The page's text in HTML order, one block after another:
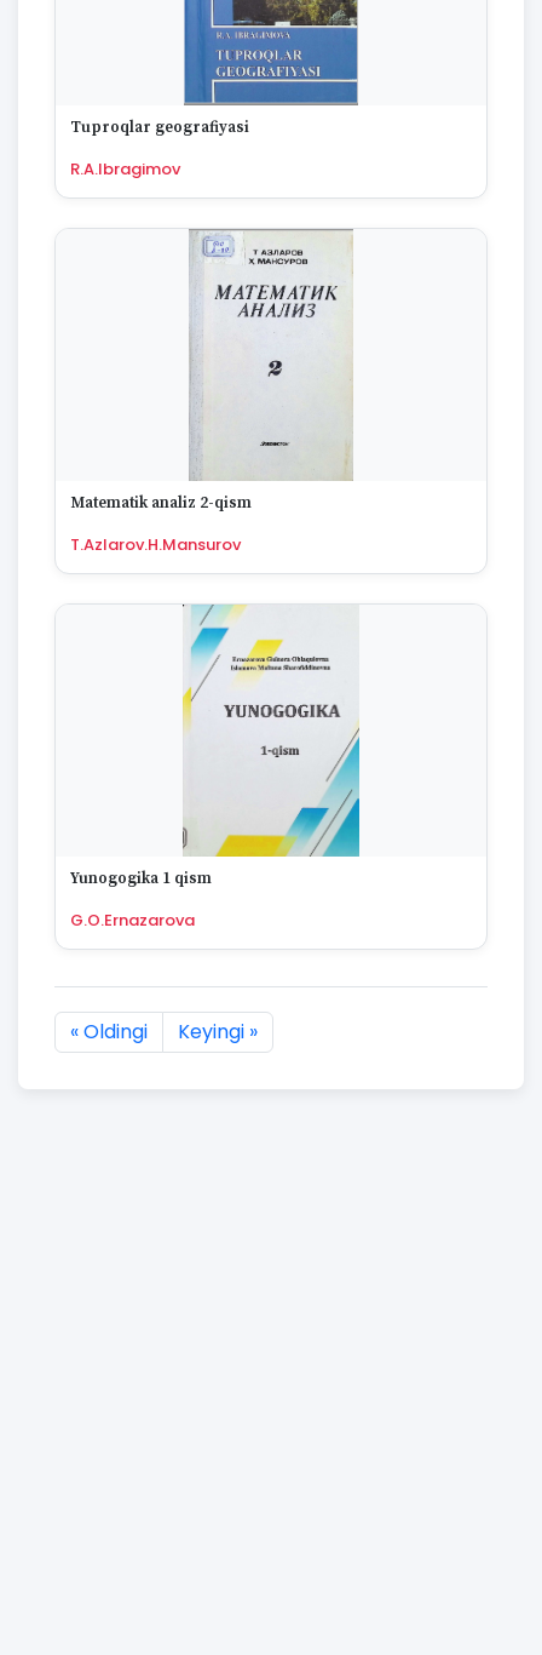
Tuproqlar geografiyasi
R.A.Ibragimov
Matematik analiz 2-qism
T.Azlarov.H.Mansurov
Yunogogika 1 qism
G.O.Ernazarova
1105 natijaning :first dan :last gacha ko'rsatildi
« Oldingi Keyingi »